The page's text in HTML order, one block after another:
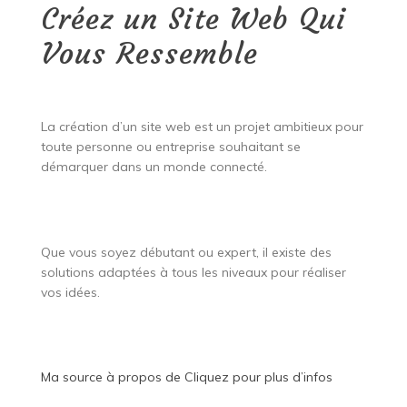
Créez un Site Web Qui
Vous Ressemble
La création d’un site web est un projet ambitieux pour
toute personne ou entreprise souhaitant se
démarquer dans un monde connecté.
Que vous soyez débutant ou expert, il existe des
solutions adaptées à tous les niveaux pour réaliser
vos idées.
Ma source à propos de Cliquez pour plus d’infos